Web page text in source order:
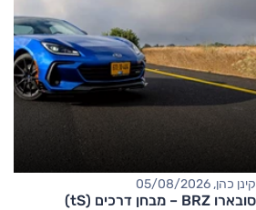
קינן כהן, 05/08/2026
סובארו BRZ – מבחן דרכים (tS)